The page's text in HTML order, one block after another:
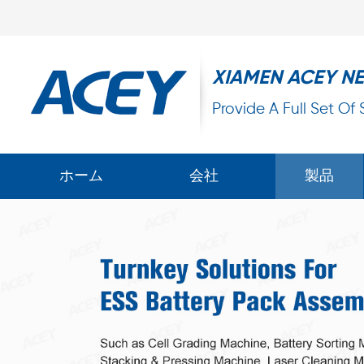
XIAMEN ACEY
Provide A Full Set
ホーム 会社 製品